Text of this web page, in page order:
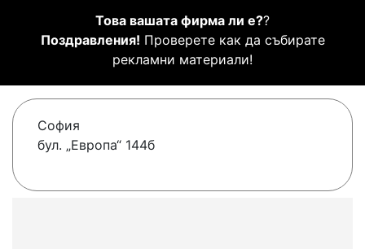
Това вашата фирма ли е??
Поздравления! Проверете как да събирате
рекламни материали!
София
бул. „Европа“ 144б